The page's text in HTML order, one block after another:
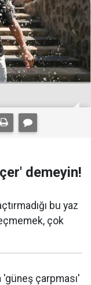
demeyin!
bu yaz
çok
'güneş çarpması'